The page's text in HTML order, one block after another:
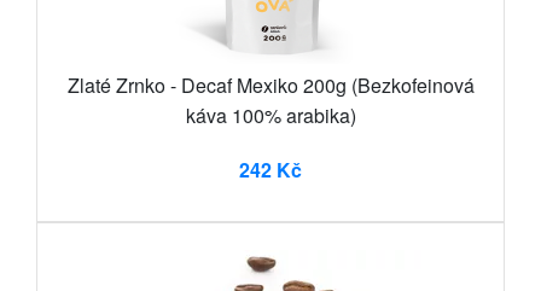
Zlaté Zrnko - Decaf Mexiko 200g (Bezkofeinová
káva 100% arabika)
242 Kč